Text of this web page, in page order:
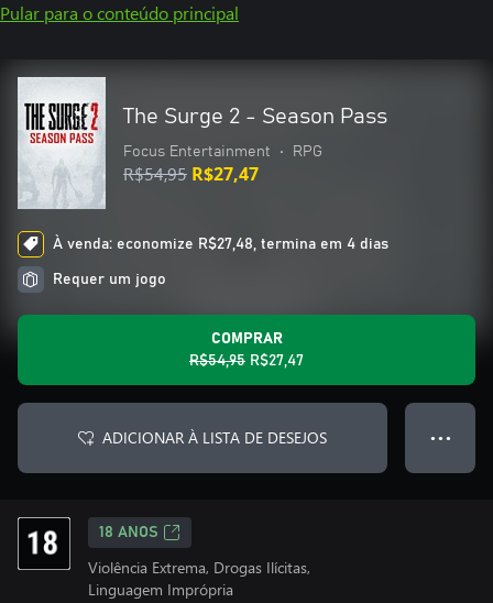
Pular para o conteúdo principal
The Surge 2 - Season Pass
Focus Entertainment • RPG
R$54,95 R$27,47
À venda: economize R$27,48, termina em 4 dias
Requer um jogo
COMPRAR
R$54,95 R$27,47
ADICIONAR À LISTA DE DESEJOS ● ● ●
18 ANOS
Violência Extrema, Drogas Ilícitas,
Linguagem Imprópria